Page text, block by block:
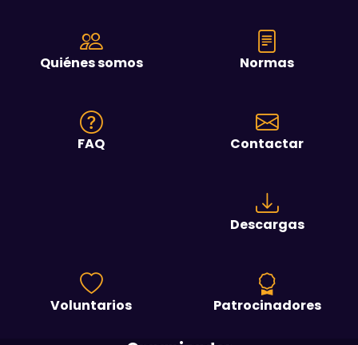
Quiénes somos Normas
FAQ Contactar
Descargas
Voluntarios Patrocinadores